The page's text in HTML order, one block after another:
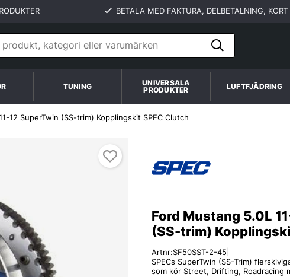
BETALA MED FAKTURA, DELBETALNING, KORT
TUNING
UNIVERSALA
PRODUKTER
LUFTFJÄDRING
12 SuperTwin (SS-trim) Kopplingskit SPEC Clutch
Ford Mustang 5.0L
(SS-trim)
Artnr:SF50SST-2-45
SPECs SuperTwin (SS-Trim)
som kör Street, Drifting, Roadracing